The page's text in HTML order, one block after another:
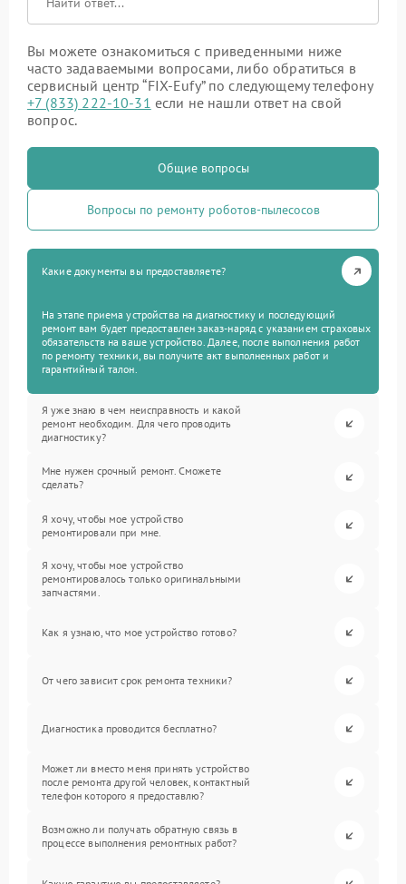
Вы можете ознакомиться с приведенными ниже
часто задаваемыми вопросами, либо обратиться в
сервисный центр “FIX-Eufy” по следующему телефону
+7 (833) 222-10-31 если не нашли ответ на свой
вопрос.
Общие вопросы
Вопросы по ремонту роботов-пылесосов
Какие документы вы предоставляете?
На этапе приема устройства на диагностику и последующий
ремонт вам будет предоставлен заказ-наряд с указанием страховых
обязательств на ваше устройство. Далее, после выполнения работ
по ремонту техники, вы получите акт выполненных работ и
гарантийный талон.
Я уже знаю в чем неисправность и какой
ремонт необходим. Для чего проводить
диагностику?
Мне нужен срочный ремонт. Сможете
сделать?
Я хочу, чтобы мое устройство
ремонтировали при мне.
Я хочу, чтобы мое устройство
ремонтировалось только оригинальными
запчастями.
Как я узнаю, что мое устройство готово?
От чего зависит срок ремонта техники?
Диагностика проводится бесплатно?
Может ли вместо меня принять устройство
после ремонта другой человек, контактный
телефон которого я предоставлю?
Возможно ли получать обратную связь в
процессе выполнения ремонтных работ?